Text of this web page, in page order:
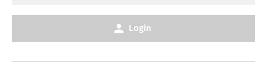
Login